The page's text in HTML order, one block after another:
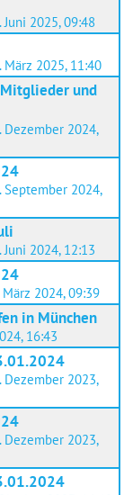
Juni 2025, 09:48
März 2025, 11:40
und
Dezember 2024,
September 2024,
Juni 2024, 12:13
März 2024, 09:39
in München
16:43
Dezember 2023,
Dezember 2023,